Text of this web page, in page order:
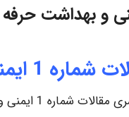
و بهداشت حرفه ای
شماره 1 ایمنی و بهداشت حرفه ای